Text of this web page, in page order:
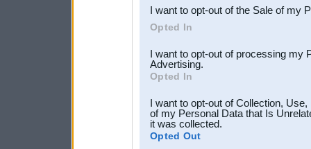
I want to opt-out of the Sale of my
Opted In
I want to opt-out of processing my
Advertising.
Opted In
I want to opt-out of Collection,
of my Personal Data that Is
it was collected.
Opted Out